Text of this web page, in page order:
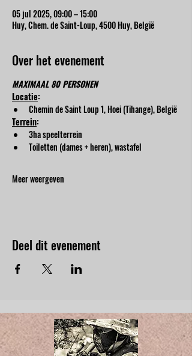
05 jul 2025, 09:00 – 15:00
Huy, Chem. de Saint-Loup, 4500 Huy, België
Over het evenement
MAXIMAAL 80 PERSONEN
Locatie:
Chemin de Saint Loup 1, Hoei (Tihange), België
Terrein:
3ha speelterrein
Toiletten (dames + heren), wastafel
Meer weergeven
Deel dit evenement